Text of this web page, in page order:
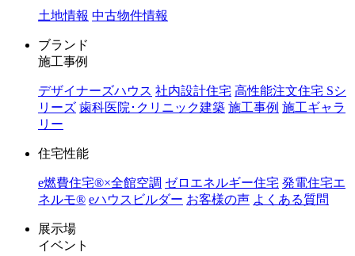
土地情報 中古物件情報
ブランド
施工事例
デザイナーズハウス 社内設計住宅 高性能注文住宅 Sシ
リーズ 歯科医院･クリニック建築 施工事例 施工ギャラ
リー
住宅性能
e燃費住宅®︎×全館空調 ゼロエネルギー住宅 発電住宅エ
ネルモ®︎ eハウスビルダー お客様の声 よくある質問
展示場
イベント